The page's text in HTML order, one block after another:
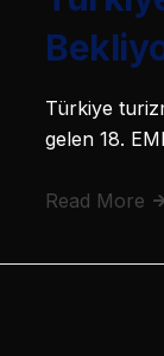
Türkiye
gelen 18.
Read More